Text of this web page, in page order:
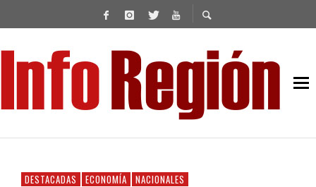
DESTACADAS ECONOMÍA NACIONALES